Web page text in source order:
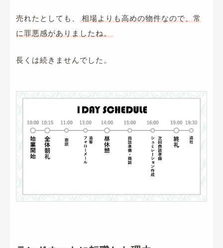
売れたとしても、
相場よりも高めの物件なので、常
に罪悪感がありましたね。
長くは続きませんでした。